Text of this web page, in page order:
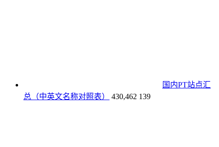
国内PT站点汇
总（中英文名称对照表）
430,462 139